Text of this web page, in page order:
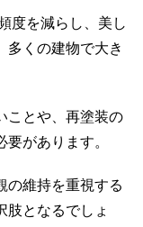
度を減らし、美し
多くの建物で大き
ことや、再塗装の
があります。
の維持を重視する
肢となるでしょ